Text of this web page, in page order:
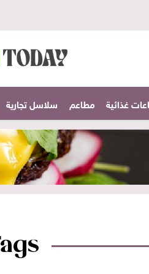
غذائية مطاعم سلاسل تجارية